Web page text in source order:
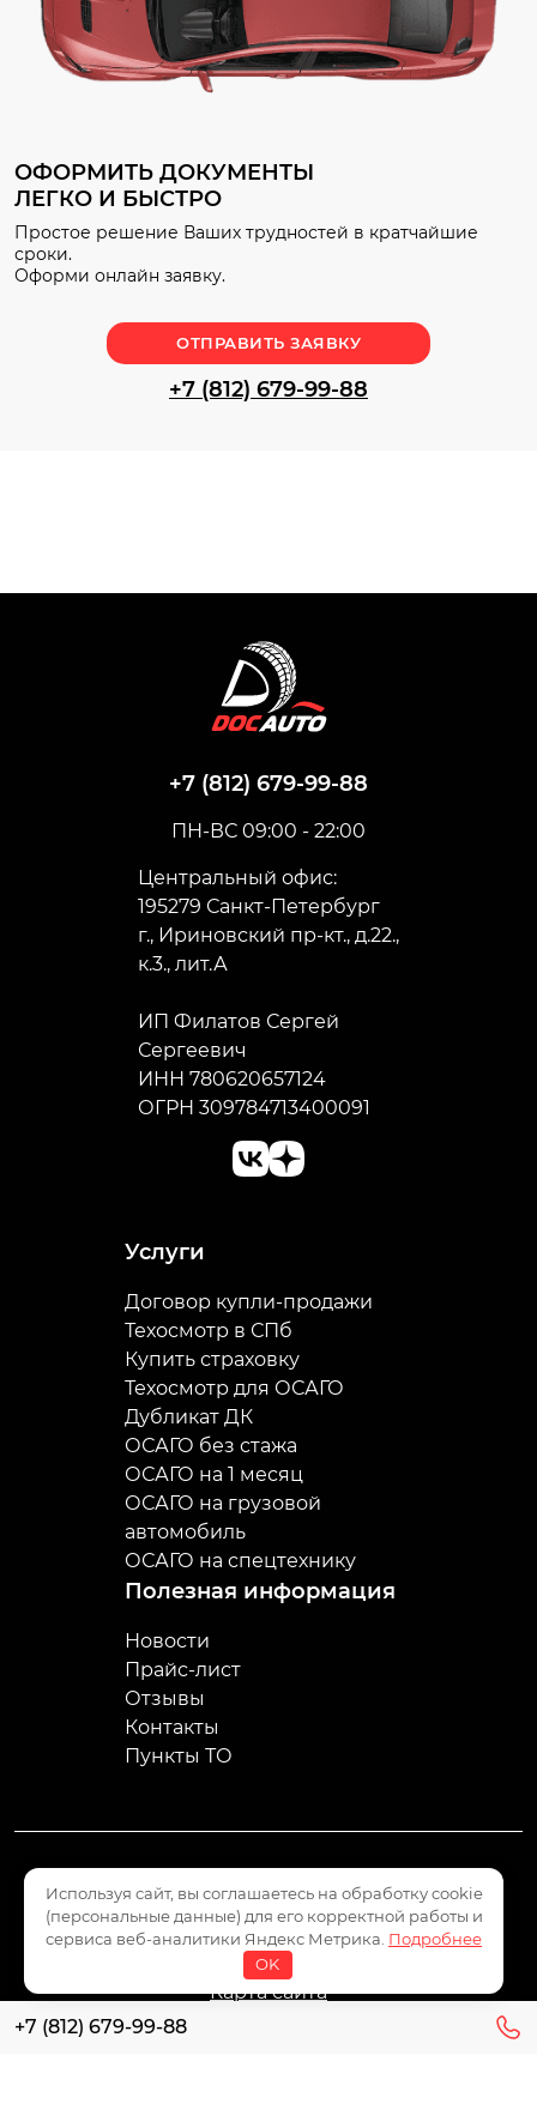
ОФОРМИТЬ ДОКУМЕНТЫ
ЛЕГКО И БЫСТРО
Простое решение Ваших трудностей в кратчайшие
сроки.
Оформи онлайн заявку.
ОТПРАВИТЬ ЗАЯВКУ
+7 (812) 679-99-88
+7 (812) 679-99-88
ПН-ВС 09:00 - 22:00
Центральный офис:
195279 Санкт-Петербург
г., Ириновский пр-кт., д.22.,
к.3., лит.А
ИП Филатов Сергей
Сергеевич
ИНН 780620657124
ОГРН 309784713400091
Услуги
Договор купли-продажи
Техосмотр в СПб
Купить страховку
Техосмотр для ОСАГО
Дубликат ДК
ОСАГО без стажа
ОСАГО на 1 месяц
ОСАГО на грузовой
автомобиль
ОСАГО на спецтехнику
Полезная информация
Новости
Прайс-лист
Отзывы
Контакты
Пункты ТО
Пользовательское соглашение
Политика конфиденциальности
Политика обработки персональных данных
Карта сайта
+7 (812) 679-99-88
Используя сайт, вы соглашаетесь на обработку cookie
(персональные данные) для его корректной работы и
сервиса веб-аналитики Яндекс Метрика. Подробнее
OK